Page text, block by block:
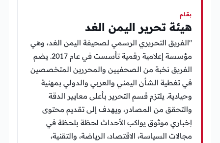
بقلم
هيئة تحرير اليمن الغد
"الفريق التحريري الرسمي لصحيفة اليمن الغد، وهي
مؤسسة إعلامية رقمية تأسست في عام 2017. يضم
الفريق نخبة من الصحفيين والمحررين المتخصصين
في تغطية الشأن اليمني والعربي والدولي بمهنية
وحيادية. يلتزم قسم التحرير بأعلى معايير الدقة
والتحقق من المصادر، ويهدف إلى تقديم محتوى
إخباري موثوق يواكب الأحداث لحظة بلحظة في
مجالات السياسة، الاقتصاد، الرياضة، والتقنية،